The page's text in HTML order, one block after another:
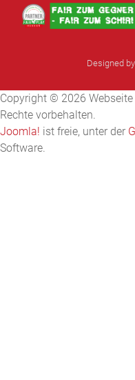
Designed by
Copyright © 2026 Webseite
Rechte vorbehalten.
Joomla! ist freie, unter der
Software.